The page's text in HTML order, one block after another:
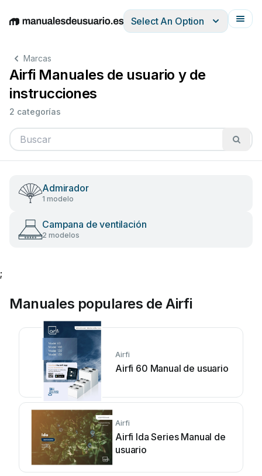
EnglishDeutschEspañolItalianoFrançais
Select An Option
Marcas
Airfi Manuales de usuario y de
instrucciones
2 categorías
Admirador
1 modelo
Campana de ventilación
2 modelos
;
Manuales populares de Airfi
Airfi
Airfi 60 Manual de usuario
Airfi
Airfi Ida Series Manual de
usuario